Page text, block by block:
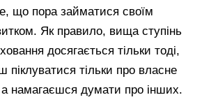
що пора займатися своїм
Як правило, вища ступінь
досягається тільки тоді,
піклуватися тільки про власне
а намагаєшся думати про інших.